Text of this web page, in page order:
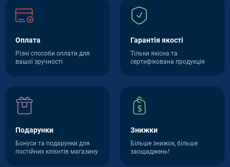
Оплата
Різні способи оплати для
вашої зручності
Гарантія якості
Тільки якісна та
сертифікована продукція
Подарунки
Бонуси та подарунки для
постійних клієнтів магазину
Знижки
Більше знижок, більше
заощаджень!